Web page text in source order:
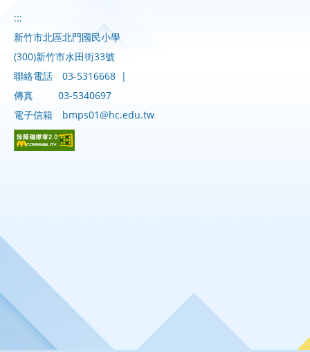
:::
新竹市北區北門國民小學
(300)新竹市水田街33號
聯絡電話
03-5316668 |
傳真
03-5340697
電子信箱
bmps01@hc.edu.tw